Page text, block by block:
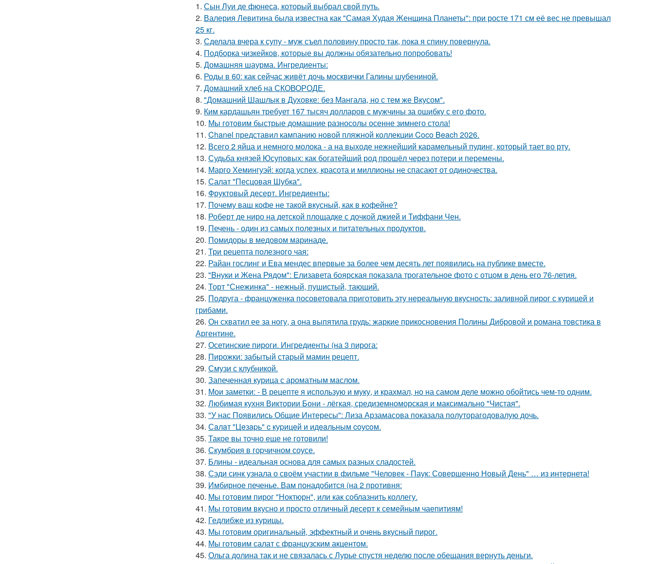
1. Сын Луи де фюнеса, который выбрал свой путь.
2. Валерия Левитина была известна как "Самая Худая Женщина Планеты": при росте 171 см её вес не превышал
25 кг.
3. Сделала вчера к супу - муж съел половину просто так, пока я спину повернула.
4. Подборка чизкейков, которые вы должны обязательно попробовать!
5. Домашняя шаурма. Ингредиенты:
6. Роды в 60: как сейчас живёт дочь москвички Галины шубениной.
7. Домашний хлеб на СКОВОРОДЕ.
8. "Домашний Шашлык в Духовке: без Мангала, но с тем же Вкусом".
9. Ким кардашьян требует 167 тысяч долларов с мужчины за ошибку с его фото.
10. Мы готовим быстрые домашние разносолы осенне зимнего стола!
11. Chanel представил кампанию новой пляжной коллекции Coco Beach 2026.
12. Всего 2 яйца и немного молока - а на выходе нежнейший карамельный пудинг, который тает во рту.
13. Судьба князей Юсуповых: как богатейший род прошёл через потери и перемены.
14. Марго Хемингуэй: когда успех, красота и миллионы не спасают от одиночества.
15. Салат "Песцовая Шубка".
16. Фруктовый десерт. Ингредиенты:
17. Почему ваш кофе не такой вкусный, как в кофейне?
18. Роберт де ниро на детской площадке с дочкой джией и Тиффани Чен.
19. Печень - один из самых полезных и питательных продуктов.
20. Помидоры в медовом маринаде.
21. Три рецепта полезного чая:
22. Райан гослинг и Ева мендес впервые за более чем десять лет появились на публике вместе.
23. "Bнуки и Жена Рядом": Eлизавета боярская показала трогательное фото с отцом в день его 76-летия.
24. Торт "Снежинка" - нежный, пушистый, тающий.
25. Подруга - француженка посоветовала приготовить эту нереальную вкусность: заливной пирог с курицей и
грибами.
26. Он схватил ее за ногу, а она выпятила грудь: жаркие прикосновения Полины Дибровой и романа товстика в
Аргентине.
27. Осетинские пироги. Ингредиенты (на 3 пирога:
28. Пирожки: забытый старый мамин рецепт.
29. Смузи с клубникой.
30. Запеченная курица с ароматным маслом.
31. Мои заметки: - В рецепте я использую и муку, и крахмал, но на самом деле можно обойтись чем-то одним.
32. Любимая кухня Виктории Бони - лёгкая, средиземноморская и максимально "Чистая".
33. "У нас Появились Общие Интересы": Лиза Арзамасова показала полуторагодовалую дочь.
34. Сaлaт "Цeзapь" c куpицeй и идeaльным coуcoм.
35. Такое вы точно еще не готовили!
36. Скумбpия в гоpчичном соусе.
37. Блины - идеальная основа для самых разных сладостей.
38. Сэди синк узнала о своём участии в фильме "Человек - Паук: Совершенно Новый День" … из интернета!
39. Имбирное печенье. Вам понадобится (на 2 противня:
40. Мы готовим пирог "Ноктюрн", или как соблазнить коллегу.
41. Мы готовим вкусно и просто отличный десерт к семейным чаепитиям!
42. Гедлибже из курицы.
43. Мы готовим оригинальный, эффектный и очень вкусный пирог.
44. Мы готовим салат с французским акцентом.
45. Ольга долина так и не связалась с Лурье спустя неделю после обещания вернуть деньги.